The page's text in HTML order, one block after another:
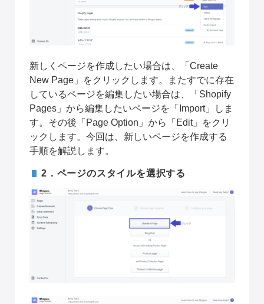
新しくページを作成したい場合は、「Create
New Page」をクリックします。またすでに存在
しているページを編集したい場合は、「Shopify
Pages」から編集したいページを「Import」しま
す。その後「Page Option」から「Edit」をクリ
ックします。今回は、新しいページを作成する
手順を解説します。
2．ページのスタイルを選択する